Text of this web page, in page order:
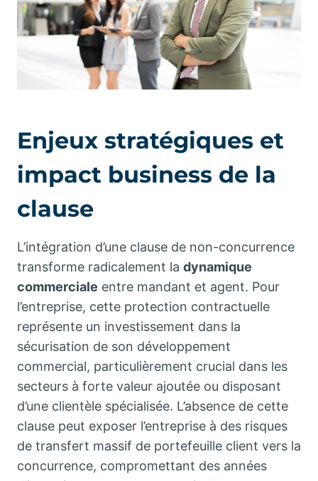
Enjeux stratégiques et
impact business de la
clause
L’intégration d’une clause de non-concurrence
transforme radicalement la dynamique
commerciale entre mandant et agent. Pour
l’entreprise, cette protection contractuelle
représente un investissement dans la
sécurisation de son développement
commercial, particulièrement crucial dans les
secteurs à forte valeur ajoutée ou disposant
d’une clientèle spécialisée. L’absence de cette
clause peut exposer l’entreprise à des risques
de transfert massif de portefeuille client vers la
concurrence, compromettant des années